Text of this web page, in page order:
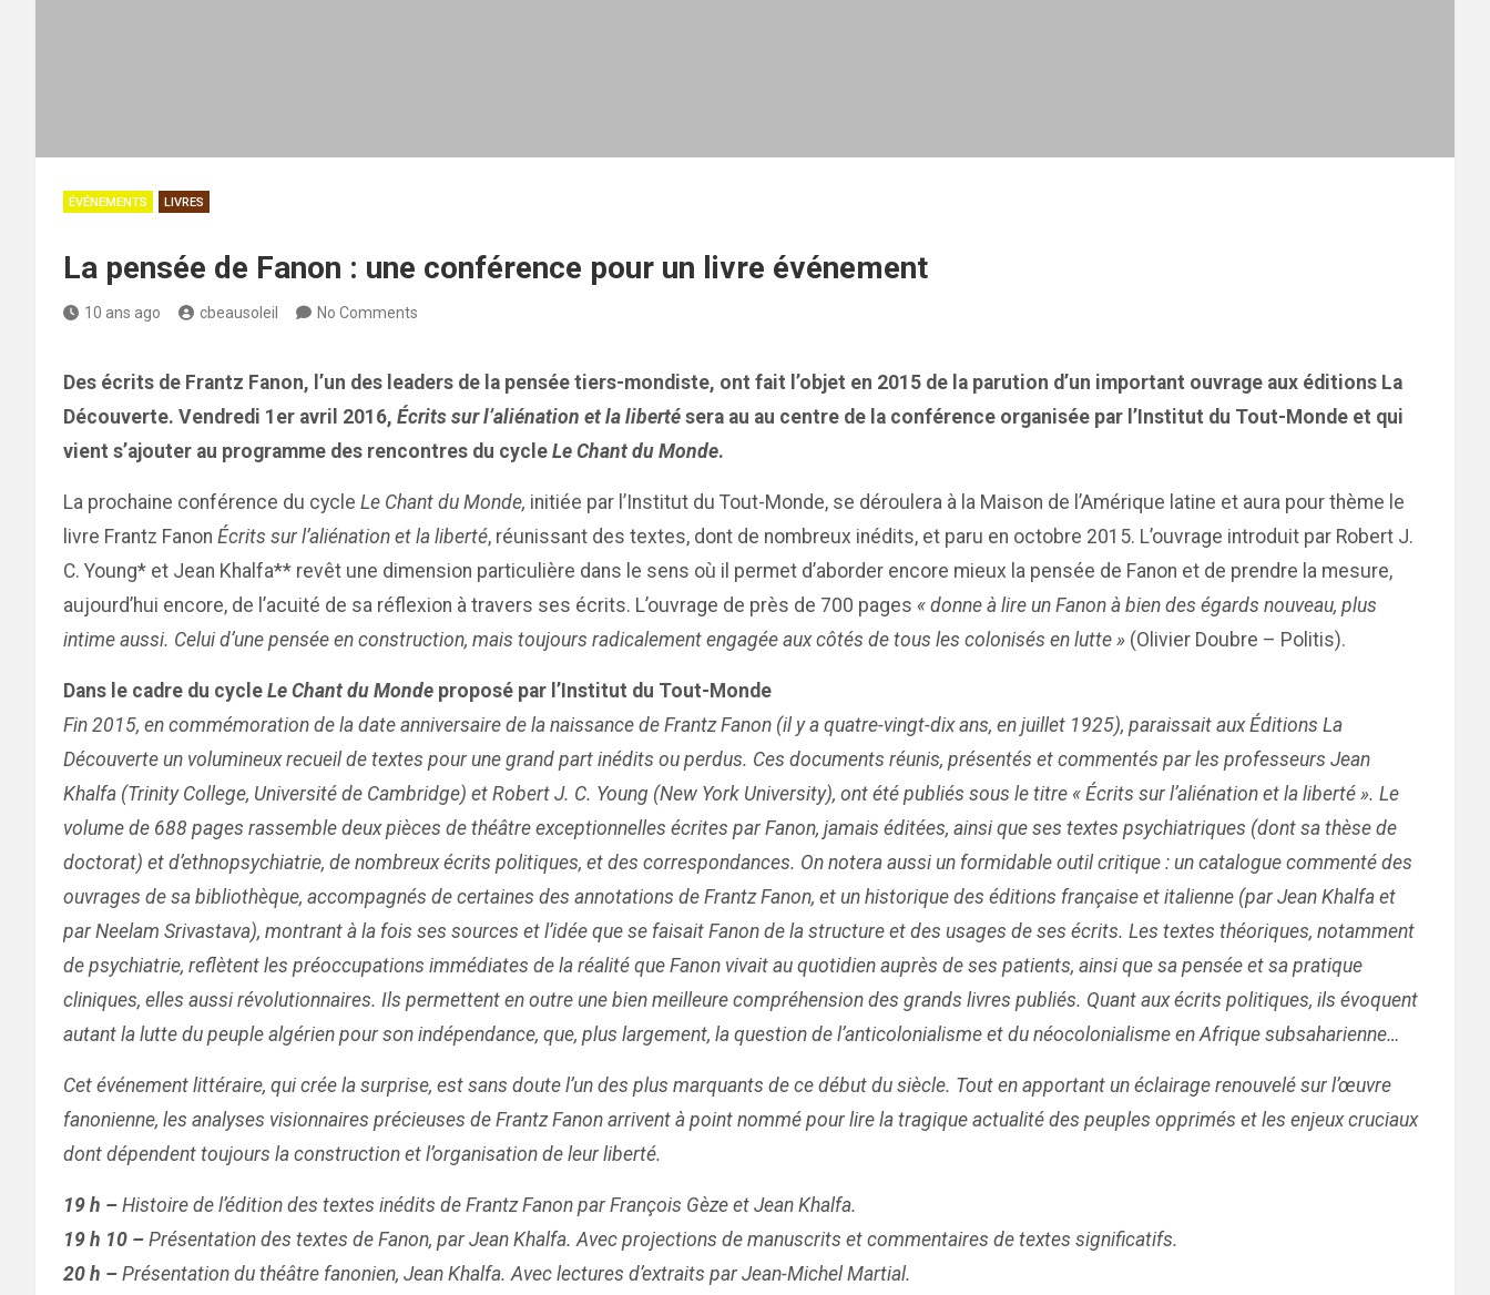
ÉVÉNEMENTS LIVRES
La pensée de Fanon : une conférence pour un livre événement
10 ans ago cbeausoleil No Comments
Des écrits de Frantz Fanon, l’un des leaders de la pensée tiers-mondiste, ont fait l’objet en 2015 de la parution d’un important ouvrage aux éditions La
Découverte. Vendredi 1er avril 2016, Écrits sur l’aliénation et la liberté sera au au centre de la conférence organisée par l’Institut du Tout-Monde et qui
vient s’ajouter au programme des rencontres du cycle Le Chant du Monde.
La prochaine conférence du cycle Le Chant du Monde, initiée par l’Institut du Tout-Monde, se déroulera à la Maison de l’Amérique latine et aura pour thème le
livre Frantz Fanon Écrits sur l’aliénation et la liberté, réunissant des textes, dont de nombreux inédits, et paru en octobre 2015. L’ouvrage introduit par Robert J.
C. Young* et Jean Khalfa** revêt une dimension particulière dans le sens où il permet d’aborder encore mieux la pensée de Fanon et de prendre la mesure,
aujourd’hui encore, de l’acuité de sa réflexion à travers ses écrits. L’ouvrage de près de 700 pages « donne à lire un Fanon à bien des égards nouveau, plus
intime aussi. Celui d’une pensée en construction, mais toujours radicalement engagée aux côtés de tous les colonisés en lutte » (Olivier Doubre – Politis).
Dans le cadre du cycle Le Chant du Monde proposé par l’Institut du Tout-Monde
Fin 2015, en commémoration de la date anniversaire de la naissance de Frantz Fanon (il y a quatre-vingt-dix ans, en juillet 1925), paraissait aux Éditions La
Découverte un volumineux recueil de textes pour une grand part inédits ou perdus. Ces documents réunis, présentés et commentés par les professeurs Jean
Khalfa (Trinity College, Université de Cambridge) et Robert J. C. Young (New York University), ont été publiés sous le titre « Écrits sur l’aliénation et la liberté ». Le
volume de 688 pages rassemble deux pièces de théâtre exceptionnelles écrites par Fanon, jamais éditées, ainsi que ses textes psychiatriques (dont sa thèse de
doctorat) et d’ethnopsychiatrie, de nombreux écrits politiques, et des correspondances. On notera aussi un formidable outil critique : un catalogue commenté des
ouvrages de sa bibliothèque, accompagnés de certaines des annotations de Frantz Fanon, et un historique des éditions française et italienne (par Jean Khalfa et
par Neelam Srivastava), montrant à la fois ses sources et l’idée que se faisait Fanon de la structure et des usages de ses écrits. Les textes théoriques, notamment
de psychiatrie, reflètent les préoccupations immédiates de la réalité que Fanon vivait au quotidien auprès de ses patients, ainsi que sa pensée et sa pratique
cliniques, elles aussi révolutionnaires. Ils permettent en outre une bien meilleure compréhension des grands livres publiés. Quant aux écrits politiques, ils évoquent
autant la lutte du peuple algérien pour son indépendance, que, plus largement, la question de l’anticolonialisme et du néocolonialisme en Afrique subsaharienne…
Cet événement littéraire, qui crée la surprise, est sans doute l’un des plus marquants de ce début du siècle. Tout en apportant un éclairage renouvelé sur l’œuvre
fanonienne, les analyses visionnaires précieuses de Frantz Fanon arrivent à point nommé pour lire la tragique actualité des peuples opprimés et les enjeux cruciaux
dont dépendent toujours la construction et l’organisation de leur liberté.
19 h – Histoire de l’édition des textes inédits de Frantz Fanon par François Gèze et Jean Khalfa.
19 h 10 – Présentation des textes de Fanon, par Jean Khalfa. Avec projections de manuscrits et commentaires de textes significatifs.
20 h – Présentation du théâtre fanonien, Jean Khalfa. Avec lectures d’extraits par Jean-Michel Martial.